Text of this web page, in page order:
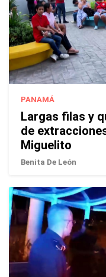
PANAMÁ
Largas filas y
de
Miguelito
Benita De León